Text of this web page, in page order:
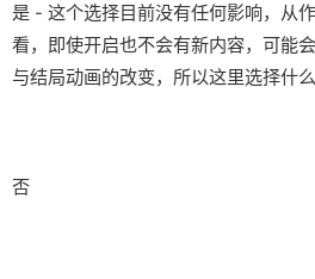
是 - 这个选择目前没有任何影响，从
看，即使开启也不会有新内容，可能
与结局动画的改变，所以这里选择什么
否